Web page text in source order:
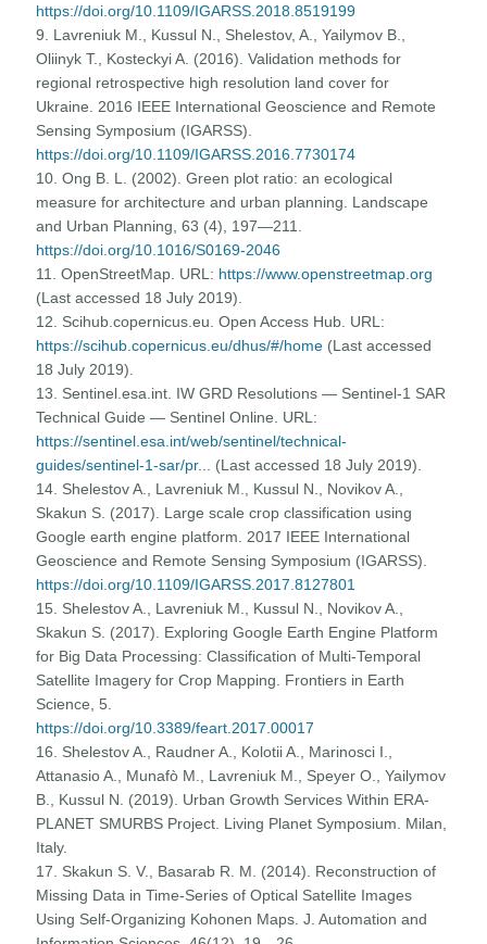
https://doi.org/10.1109/IGARSS.2018.8519199
9. Lavreniuk M., Kussul N., Shelestov, A., Yailymov B.,
Oliinyk T., Kosteckyi A. (2016). Validation methods for
regional retrospective high resolution land cover for
Ukraine. 2016 IEEE International Geoscience and Remote
Sensing Symposium (IGARSS).
https://doi.org/10.1109/IGARSS.2016.7730174
10. Ong B. L. (2002). Green plot ratio: an ecological
measure for architecture and urban planning. Landscape
and Urban Planning, 63 (4), 197—211.
https://doi.org/10.1016/S0169-2046
11. OpenStreetMap. URL: https://www.openstreetmap.org
(Last accessed 18 July 2019).
12. Scihub.copernicus.eu. Open Access Hub. URL:
https://scihub.copernicus.eu/dhus/#/home (Last accessed
18 July 2019).
13. Sentinel.esa.int. IW GRD Resolutions — Sentinel-1 SAR
Technical Guide — Sentinel Online. URL:
https://sentinel.esa.int/web/sentinel/technical-
guides/sentinel-1-sar/pr...
(Last accessed 18 July 2019).
14. Shelestov A., Lavreniuk M., Kussul N., Novikov A.,
Skakun S. (2017). Large scale crop classification using
Google earth engine platform. 2017 IEEE International
Geoscience and Remote Sensing Symposium (IGARSS).
https://doi.org/10.1109/IGARSS.2017.8127801
15. Shelestov A., Lavreniuk M., Kussul N., Novikov A.,
Skakun S. (2017). Exploring Google Earth Engine Platform
for Big Data Processing: Classification of Multi-Temporal
Satellite Imagery for Crop Mapping. Frontiers in Earth
Science, 5.
https://doi.org/10.3389/feart.2017.00017
16. Shelestov A., Raudner A., Kolotii A., Marinosci I.,
Attanasio A., Munafò M., Lavreniuk M., Speyer O., Yailymov
B., Kussul N. (2019). Urban Growth Services Within ERA-
PLANET SMURBS Project. Living Planet Symposium. Milan,
Italy.
17. Skakun S. V., Basarab R. M. (2014). Reconstruction of
Missing Data in Time-Series of Optical Satellite Images
Using Self-Organizing Kohonen Maps. J. Automation and